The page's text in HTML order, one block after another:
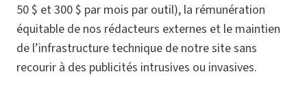
50 $ et 300 $ par mois par outil), la rémunération
équitable de nos rédacteurs externes et le maintien
de l’infrastructure technique de notre site sans
recourir à des publicités intrusives ou invasives.